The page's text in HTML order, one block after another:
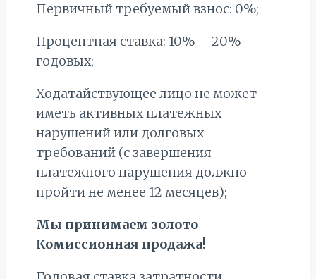
Первичный требуемый взнос: 0%;
Процентная ставка: 10% – 20%
годовых;
Ходатайствующее лицо не может
иметь активных платежных
нарушений или долговых
требований (с завершения
платежного нарушения должно
пройти не менее 12 месяцев);
Мы принимаем золото
Комиссионная продажа!